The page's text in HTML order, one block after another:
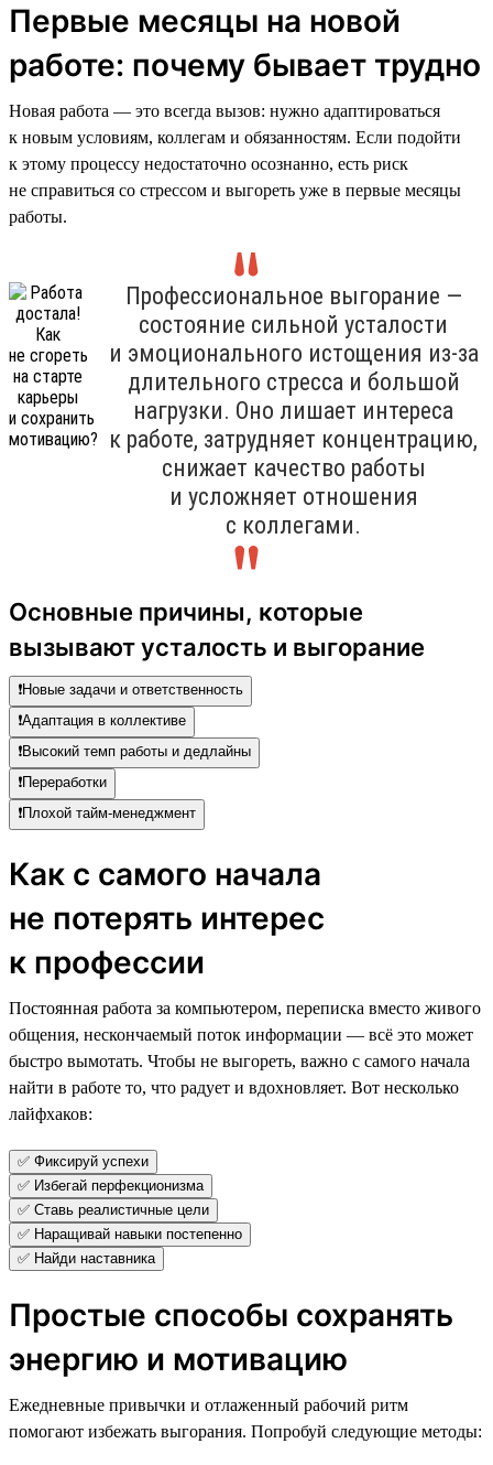
Первые месяцы на новой
работе: почему бывает трудно
Новая работа — это всегда вызов: нужно адаптироваться
к новым условиям, коллегам и обязанностям. Если подойти
к этому процессу недостаточно осознанно, есть риск
не справиться со стрессом и выгореть уже в первые месяцы
работы.
Профессиональное выгорание —
состояние сильной усталости
и эмоционального истощения из-за
длительного стресса и большой
нагрузки. Оно лишает интереса
к работе, затрудняет концентрацию,
снижает качество работы
и усложняет отношения
с коллегами.
Основные причины, которые
вызывают усталость и выгорание
❗️Новые задачи и ответственность
❗️Адаптация в коллективе
❗️Высокий темп работы и дедлайны
❗️Переработки
❗️Плохой тайм-менеджмент
Как с самого начала
не потерять интерес
к профессии
Постоянная работа за компьютером, переписка вместо живого
общения, нескончаемый поток информации — всё это может
быстро вымотать. Чтобы не выгореть, важно с самого начала
найти в работе то, что радует и вдохновляет. Вот несколько
лайфхаков:
✅ Фиксируй успехи
✅ Избегай перфекционизма
✅ Ставь реалистичные цели
✅ Наращивай навыки постепенно
✅ Найди наставника
Простые способы сохранять
энергию и мотивацию
Ежедневные привычки и отлаженный рабочий ритм
помогают избежать выгорания. Попробуй следующие методы: